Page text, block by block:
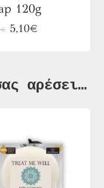
120g
€ Original
5,10€Η
5,10€.
αρέσει…